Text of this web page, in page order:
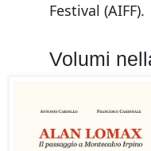
Festival (AIFF).
Volumi